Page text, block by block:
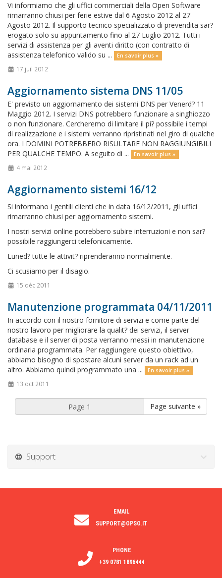
Vi informiamo che gli uffici commerciali della Open Software
rimarranno chiusi per ferie estive dal 6 Agosto 2012 al 27
Agosto 2012. Il supporto tecnico specializzato di prevendita sar?
erogato solo su appuntamento fino al 27 Luglio 2012. Tutti i
servizi di assistenza per gli aventi diritto (con contratto di
assistenza telefonico valido su ...
En savoir plus »
17 juil 2012
Aggiornamento sistema DNS 11/05
E' previsto un aggiornamento dei sistemi DNS per Venerd? 11
Maggio 2012. I servizi DNS potrebbero funzionare a singhiozzo
o non funzionare. Cercheremo di limitare il pi? possibile i tempi
di realizzazione e i sistemi verranno ripristinati nel giro di qualche
ora. I DOMINI POTREBBERO RISULTARE NON RAGGIUNGIBILI
PER QUALCHE TEMPO. A seguito di ...
En savoir plus »
4 mai 2012
Aggiornamento sistemi 16/12
Si informano i gentili clienti che in data 16/12/2011, gli uffici
rimarranno chiusi per aggiornamento sistemi.
I nostri servizi online potrebbero subire interruzioni e non sar?
possibile raggiungerci telefonicamente.
Luned? tutte le attivit? riprenderanno normalmente.
Ci scusiamo per il disagio.
15 déc 2011
Manutenzione programmata 04/11/2011
In accordo con il nostro fornitore di servizi e come parte del
nostro lavoro per migliorare la qualit? dei servizi, il server
database e il server di posta verranno messi in manutenzione
ordinaria programmata. Per raggiungere questo obiettivo,
abbiamo bisogno di spostare alcuni server da un rack ad un
altro. Abbiamo quindi programmato una ...
En savoir plus »
13 oct 2011
Page suivante »
Support
EMAIL
SUPPORT@OPSO.IT
PHONE
+39 0781 1896444